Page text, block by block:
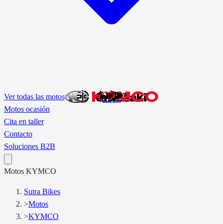
Ver todas las motos
Motos ocasión
Cita en taller
Contacto
Soluciones B2B
Motos KYMCO
Sutra Bikes
>Motos
>KYMCO